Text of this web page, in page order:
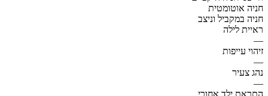
חניה אוטומטית
חניה במקביל וניצב
ראיית לילה
—
זיהוי עייפות
—
נהג צעיר
—
התראת ילד אחורי